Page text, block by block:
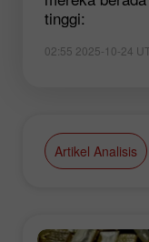
tinggi:
02:55 2025-10-24
Artikel Analisis